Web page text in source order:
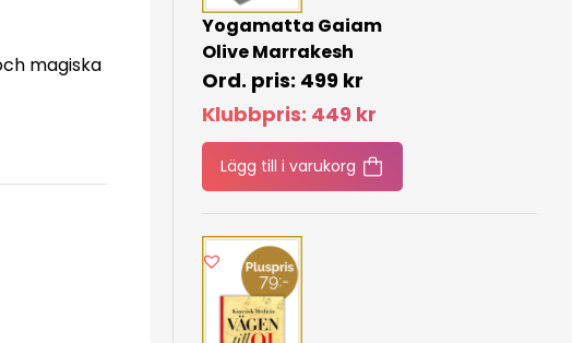
magiska
Yogamatta Gaiam
Olive Marrakesh
499 kr
Klubbpris: 449 kr
Lägg till i varukorg